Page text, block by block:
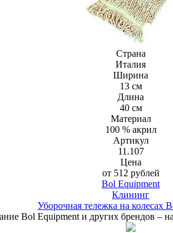
Страна
Италия
Ширина
13 см
Длина
40 см
Материал
100 % акрил
Артикул
11.107
Цена
от 512 рублей
Bol Equipment
Клининг
Уборочная тележка на колесах
Bol Equipment и других брендов –